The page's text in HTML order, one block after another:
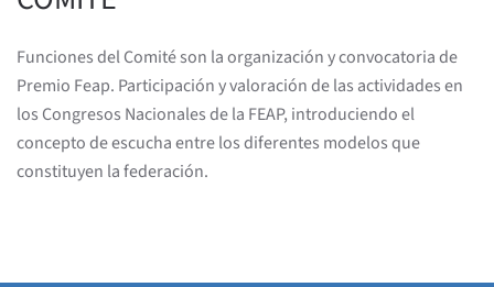
Funciones del Comité son la organización y convocatoria de
Premio Feap. Participación y valoración de las actividades en
los Congresos Nacionales de la FEAP, introduciendo el
concepto de escucha entre los diferentes modelos que
constituyen la federación.